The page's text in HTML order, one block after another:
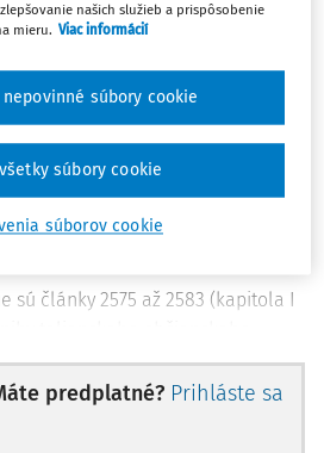
Francesco Galgano, ktorý
tejto monografie, na Bolonskej
Scialoja-Branca, ktorá
obsahuje viac než 120 zväzkov,
50 tisíc strán a podieľa sa na
Autor tejto monografie
Katedre právnych vied Antonia
Bolonskej univerzity a venuje sa
sú články 2575 až 2583 (kapitola I
právnu úpravu autorského
(autorské) diela. Tieto
predplatné? Prihláste sa
našich služieb a prispôsobenie
mieru. Viac informácií
súborov cookie
súbory cookie
súbory cookie